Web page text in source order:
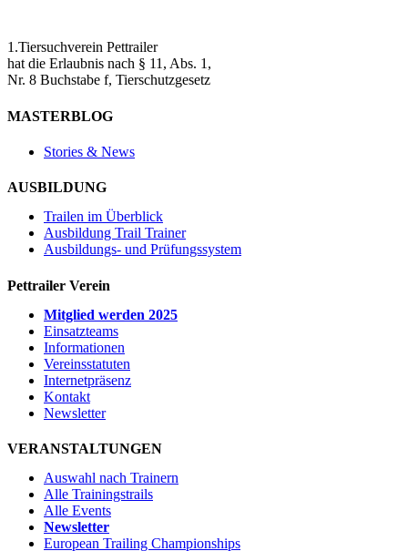
1.Tiersuchverein Pettrailer
hat die Erlaubnis nach § 11, Abs. 1,
Nr. 8 Buchstabe f, Tierschutzgesetz
MASTERBLOG
Stories & News
AUSBILDUNG
Trailen im Überblick
Ausbildung Trail Trainer
Ausbildungs- und Prüfungssystem
Pettrailer Verein
Mitglied werden 2025
Einsatzteams
Informationen
Vereinsstatuten
Internetpräsenz
Kontakt
Newsletter
VERANSTALTUNGEN
Auswahl nach Trainern
Alle Trainingstrails
Alle Events
Newsletter
European Trailing Championships